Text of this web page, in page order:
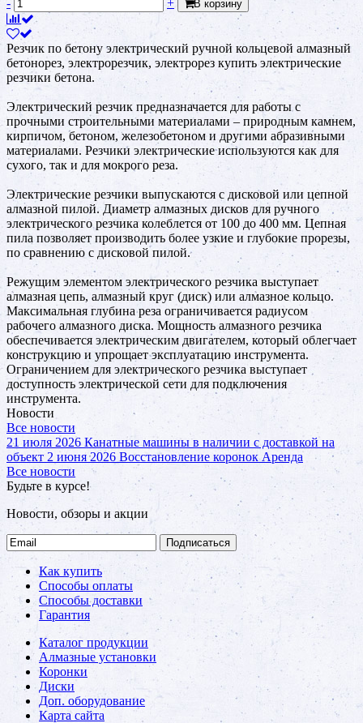
В корзину
Резчик по бетону электрический ручной кольцевой алмазный
бетонорез, электрорезчик, электрорез купить электрические
резчики бетона.
Электрический резчик предназначается для работы с
прочными строительными материалами – природным камнем,
кирпичом, бетоном, железобетоном и другими абразивными
материалами. Резчики электрические используются как для
сухого, так и для мокрого реза.
Электрические резчики выпускаются с дисковой или цепной
алмазной пилой. Диаметр алмазных дисков для ручного
электрического резчика колеблется от 100 до 400 мм. Цепная
пила позволяет производить более узкие и глубокие прорезы,
по сравнению с дисковой пилой.
Режущим элементом электрического резчика выступает
алмазная цепь, алмазный круг (диск) или алмазное кольцо.
Максимальная глубина реза ограничивается радиусом
рабочего алмазного диска. Мощность алмазного резчика
обеспечивается электрическим двигателем, который облегчает
конструкцию и упрощает эксплуатацию инструмента.
Ограничением для электрического резчика выступает
доступность электрической сети для подключения
инструмента.
Новости
Все новости
21 июля 2026 Канатные машины в наличии с доставкой на
объект 2 июня 2026 Восстановление коронок Аренда
Все новости
Будьте в курсе!
Новости, обзоры и акции
Подписаться
Как купить
Способы оплаты
Способы доставки
Гарантия
Каталог продукции
Алмазные установки
Коронки
Диски
Доп. оборудование
Карта сайта